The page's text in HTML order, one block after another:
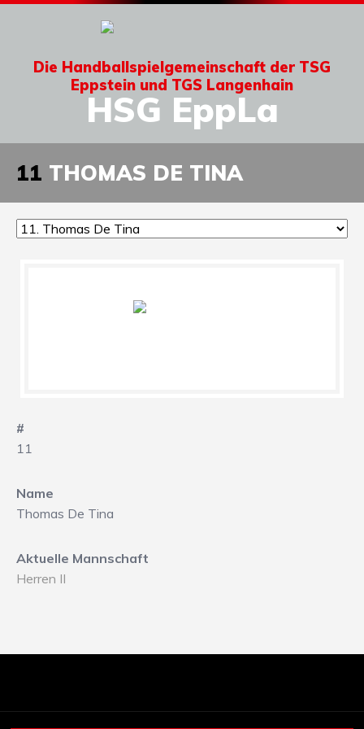
Die Handballspielgemeinschaft der TSG
Eppstein und TGS Langenhain
HSG EppLa
11 THOMAS DE TINA
#
11
Name
Thomas De Tina
Aktuelle Mannschaft
Herren II